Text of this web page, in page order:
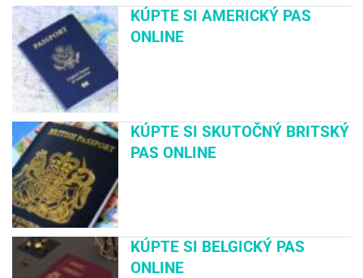
KÚPTE SI AMERICKÝ PAS
ONLINE
KÚPTE SI SKUTOČNÝ BRITSKÝ
PAS ONLINE
KÚPTE SI BELGICKÝ PAS
ONLINE